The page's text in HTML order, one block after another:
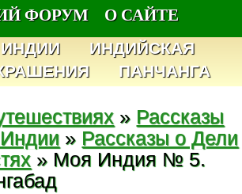
ФОРУМ
О САЙТЕ
ИНДИЙСКАЯ
ПАНЧАНГА
» Рассказы
» Рассказы о Дели
» Моя Индия № 5.